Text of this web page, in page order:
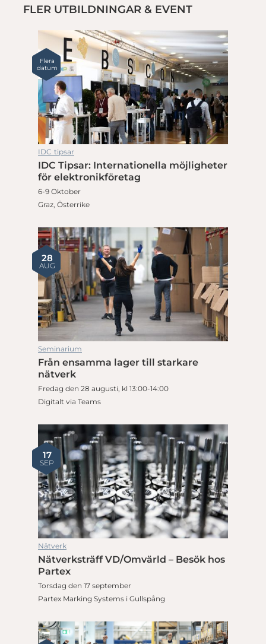
FLER UTBILDNINGAR & EVENT
Flera
datum
IDC tipsar
IDC Tipsar: Internationella möjligheter
för elektronikföretag
6-9 Oktober
Graz, Österrike
28
AUG
Seminarium
Från ensamma lager till starkare
nätverk
Fredag den 28 augusti, kl 13:00-14:00
Digitalt via Teams
17
SEP
Nätverk
Nätverksträff VD/Omvärld – Besök hos
Partex
Torsdag den 17 september
Partex Marking Systems i Gullspång